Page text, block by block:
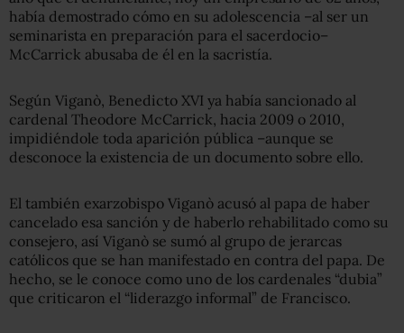
había demostrado cómo en su adolescencia –al ser un
seminarista en preparación para el sacerdocio–
McCarrick abusaba de él en la sacristía.
Según Viganò, Benedicto XVI ya había sancionado al
cardenal Theodore McCarrick, hacia 2009 o 2010,
impidiéndole toda aparición pública –aunque se
desconoce la existencia de un documento sobre ello.
El también exarzobispo Viganò acusó al papa de haber
cancelado esa sanción y de haberlo rehabilitado como su
consejero, así Viganò se sumó al grupo de jerarcas
católicos que se han manifestado en contra del papa. De
hecho, se le conoce como uno de los cardenales “dubia”
que criticaron el “liderazgo informal” de Francisco.